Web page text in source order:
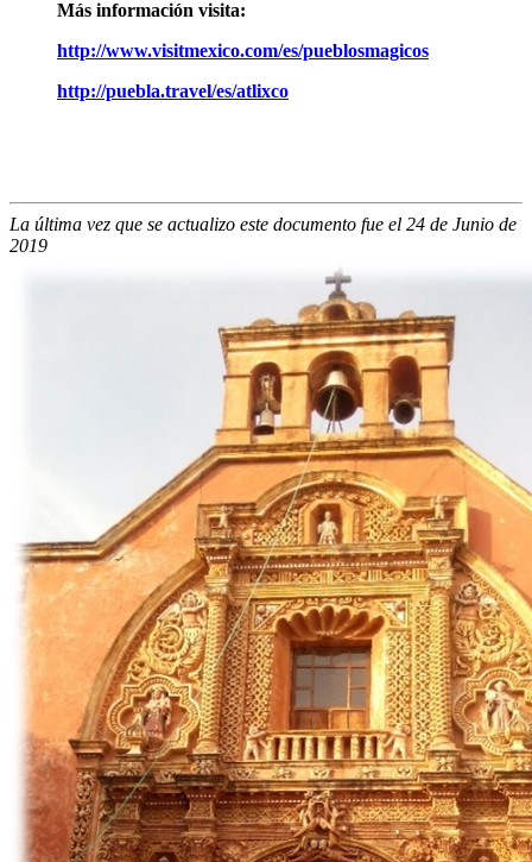
Más información visita:
http://www.visitmexico.com/es/pueblosmagicos
http://puebla.travel/es/atlixco
La última vez que se actualizo este documento fue el 24 de Junio de
2019